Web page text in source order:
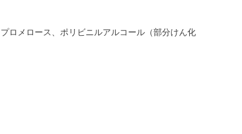
ロメロース、ポリビニルアルコール（部分けん化